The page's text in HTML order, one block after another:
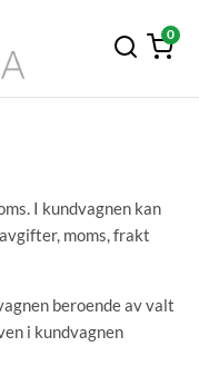
0
I kundvagnen kan
moms, frakt
beroende av valt
i kundvagnen